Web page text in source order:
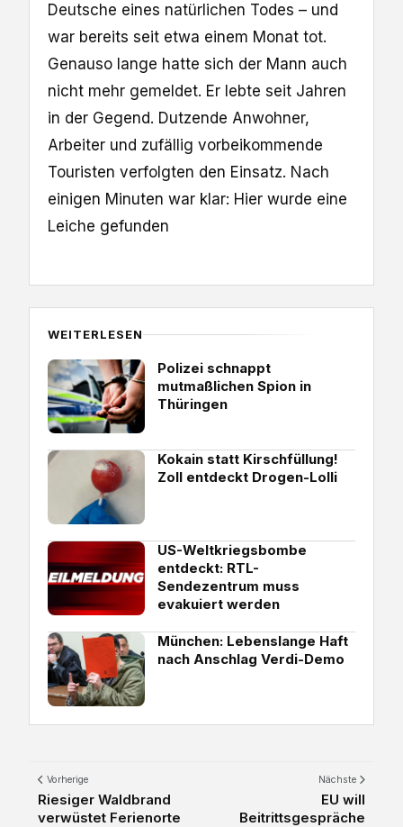
Deutsche eines natürlichen Todes – und
war bereits seit etwa einem Monat tot.
Genauso lange hatte sich der Mann auch
nicht mehr gemeldet. Er lebte seit Jahren
in der Gegend. Dutzende Anwohner,
Arbeiter und zufällig vorbeikommende
Touristen verfolgten den Einsatz. Nach
einigen Minuten war klar: Hier wurde eine
Leiche gefunden
WEITERLESEN
Polizei schnappt
mutmaßlichen Spion in
Thüringen
Kokain statt Kirschfüllung!
Zoll entdeckt Drogen-Lolli
US-Weltkriegsbombe
entdeckt: RTL-
Sendezentrum muss
evakuiert werden
München: Lebenslange Haft
nach Anschlag Verdi-Demo
Vorherige
Riesiger Waldbrand
verwüstet Ferienorte
Nächste
EU will
Beitrittsgespräche